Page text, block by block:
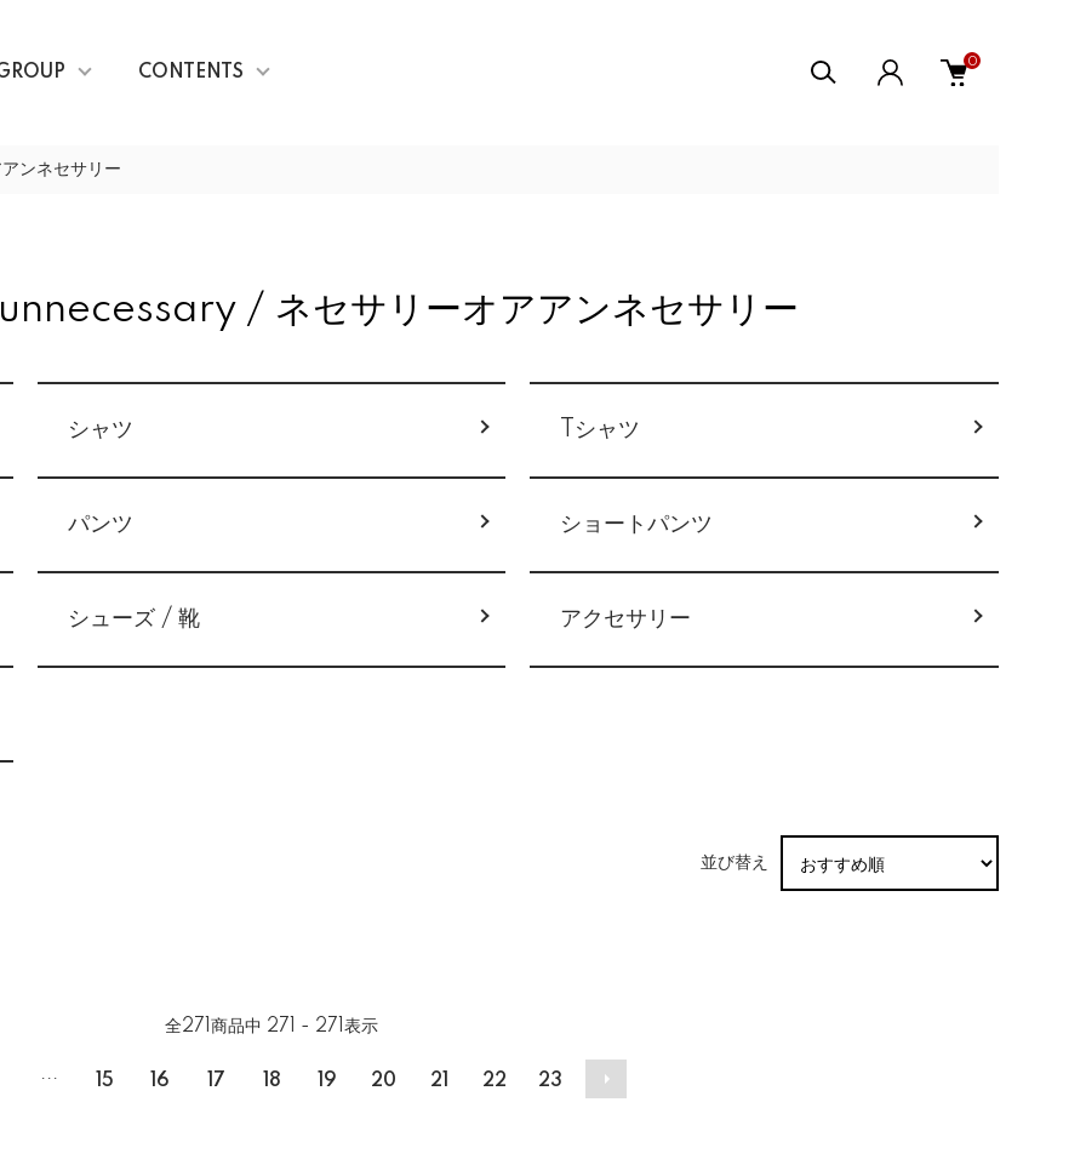
CONTENTS
0
ンネセサリー
/ ネセサリーオアアンネセサリー
シャツ Tシャツ
パンツ ショートパンツ
シューズ / 靴 アクセサリー
並び替え
全271 商品中 271 - 271 表示
... 15 16 17 18 19 20 21 22 23